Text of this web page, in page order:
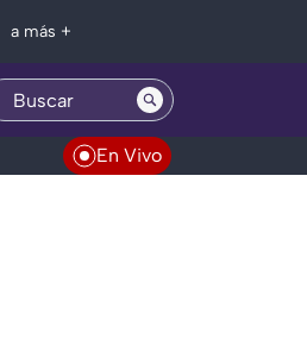
a más +
En Vivo